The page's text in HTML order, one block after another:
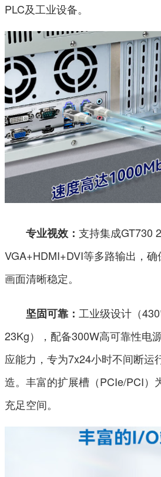
PLC及工业设备。
专业视效：支持集成GT730
VGA+HDMI+DVI等多路输出，
画面清晰稳定。
坚固可靠：工业级设计（
23Kg），配备300W高可靠性电
应能力，专为7x24小时不间断运
造。丰富的扩展槽（PCIe/PCI）
充足空间。